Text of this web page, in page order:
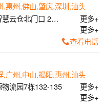
,惠州,佛山,肇庆,深圳,汕头
云仓北门口 2栋
更多+
更多+
查看电话
,广州,中山,揭阳,惠州,汕头
流园7栋132-135
更多+
更多+